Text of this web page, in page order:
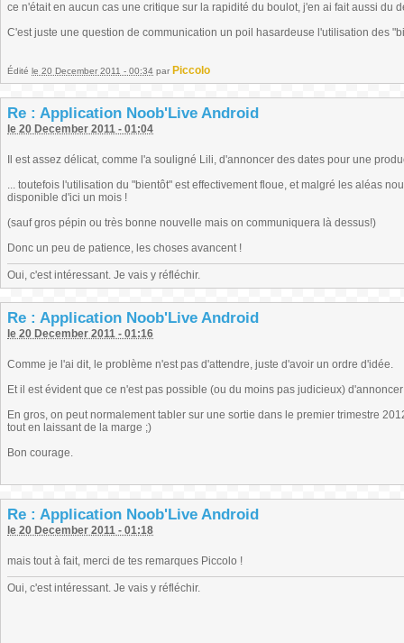
ce n'était en aucun cas une critique sur la rapidité du boulot, j'en ai fait aussi du
C'est juste une question de communication un poil hasardeuse l'utilisation des
Édité le 20 December 2011 - 00:34 par Piccolo
Re : Application Noob'Live Android
le 20 December 2011 - 01:04
Il est assez délicat, comme l'a souligné Lili, d'annoncer des dates pour une
... toutefois l'utilisation du "bientôt" est effectivement floue, et malgré les aléas
disponible d'ici un mois !
(sauf gros pépin ou très bonne nouvelle mais on communiquera là dessus!)
Donc un peu de patience, les choses avancent !
Oui, c'est intéressant. Je vais y réfléchir.
Re : Application Noob'Live Android
le 20 December 2011 - 01:16
Comme je l'ai dit, le problème n'est pas d'attendre, juste d'avoir un ordre d'idée.
Et il est évident que ce n'est pas possible (ou du moins pas judicieux)
En gros, on peut normalement tabler sur une sortie dans le premier trimestre
tout en laissant de la marge ;)
Bon courage.
Re : Application Noob'Live Android
le 20 December 2011 - 01:18
mais tout à fait, merci de tes remarques Piccolo !
Oui, c'est intéressant. Je vais y réfléchir.